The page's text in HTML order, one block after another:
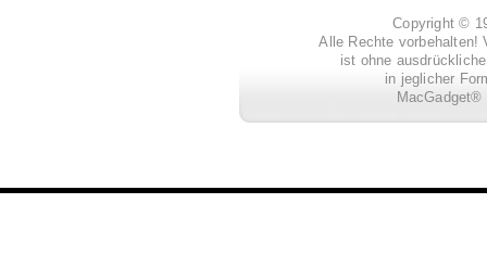
Copyright ©
Alle Rechte vorbehalten!
ist ohne
in jeglicher
MacGadget®